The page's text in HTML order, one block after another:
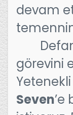
devam
görevini
Seven